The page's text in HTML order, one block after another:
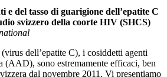
e del tasso di guarigione dell’epatite C
svizzero della coorte HIV (SHCS)
dell’epatite C), i cosiddetti agenti
(AAD), sono estremamente efficaci, ben
dal novembre 2011. Vi presentiamo